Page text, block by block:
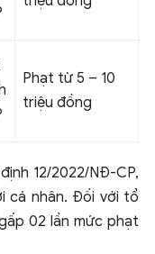
Phạt từ 5 – 10
triệu đồng
12/2022/NĐ-CP,
cá nhân. Đối với tổ
02 lần mức phạt